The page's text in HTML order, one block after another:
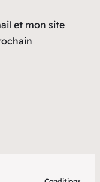
et mon site